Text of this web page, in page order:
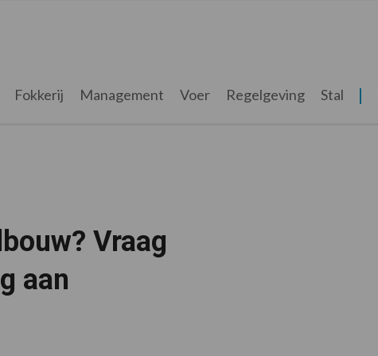
Fokkerij Management Voer Regelgeving Stal
Vraag
aan